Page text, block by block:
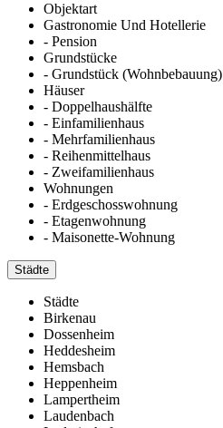
Objektart
Gastronomie Und Hotellerie
- Pension
Grundstücke
- Grundstück (Wohnbebauung)
Häuser
- Doppelhaushälfte
- Einfamilienhaus
- Mehrfamilienhaus
- Reihenmittelhaus
- Zweifamilienhaus
Wohnungen
- Erdgeschosswohnung
- Etagenwohnung
- Maisonette-Wohnung
Städte
Städte
Birkenau
Dossenheim
Heddesheim
Hemsbach
Heppenheim
Lampertheim
Laudenbach